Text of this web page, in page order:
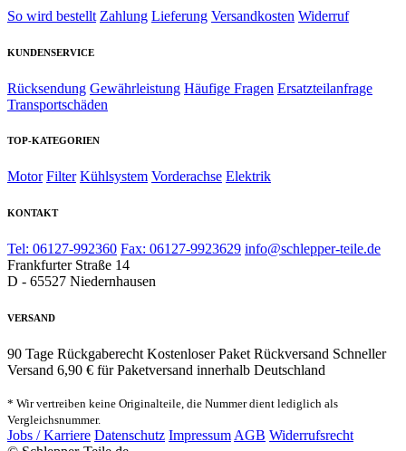
So wird bestellt Zahlung Lieferung Versandkosten Widerruf
KUNDENSERVICE
Rücksendung Gewährleistung Häufige Fragen Ersatzteilanfrage
Transportschäden
TOP-KATEGORIEN
Motor Filter Kühlsystem Vorderachse Elektrik
KONTAKT
Tel: 06127-992360 Fax: 06127-9923629 info@schlepper-teile.de
Frankfurter Straße 14
D - 65527 Niedernhausen
VERSAND
90 Tage Rückgaberecht Kostenloser Paket Rückversand Schneller
Versand 6,90 € für Paketversand innerhalb Deutschland
* Wir vertreiben keine Originalteile, die Nummer dient lediglich als
Vergleichsnummer.
Jobs / Karriere Datenschutz Impressum AGB Widerrufsrecht